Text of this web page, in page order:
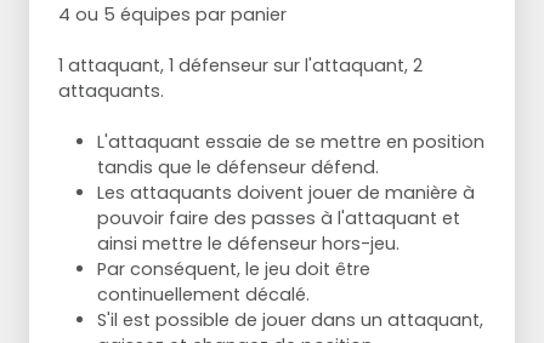
4 ou 5 équipes par panier
1 attaquant, 1 défenseur sur l'attaquant, 2
attaquants.
L'attaquant essaie de se mettre en position
tandis que le défenseur défend.
Les attaquants doivent jouer de manière à
pouvoir faire des passes à l'attaquant et
ainsi mettre le défenseur hors-jeu.
Par conséquent, le jeu doit être
continuellement décalé.
S'il est possible de jouer dans un attaquant,